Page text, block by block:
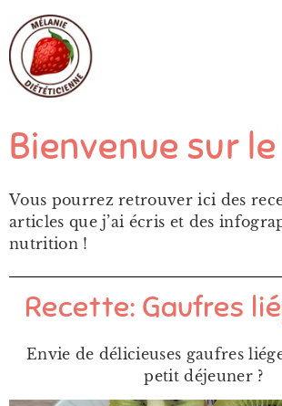
Bienvenue sur
Vous pourrez retrouver ici des
articles que j’ai écris et des
nutrition !
Recette: Gaufres
Envie de délicieuses gaufres
petit déjeuner ?